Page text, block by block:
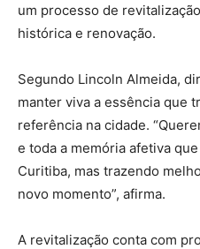
um processo de
histórica e renovação.
Segundo Lincoln Almeida,
manter viva a essência que
referência na cidade.
e toda a memória afetiva
Curitiba, mas trazendo
novo momento”, afirma.
A revitalização conta com